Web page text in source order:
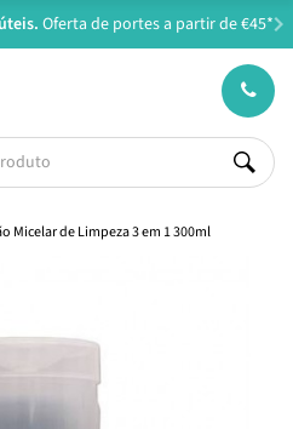
de portes a partir de €45*
Micelar de Limpeza 3 em 1 300ml